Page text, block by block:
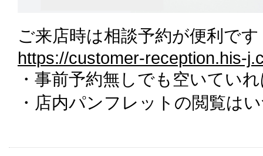
ご来店時は相談予約が便利です
https://customer-reception.his-
・事前予約無しでも空いてい
・店内パンフレットの閲覧は